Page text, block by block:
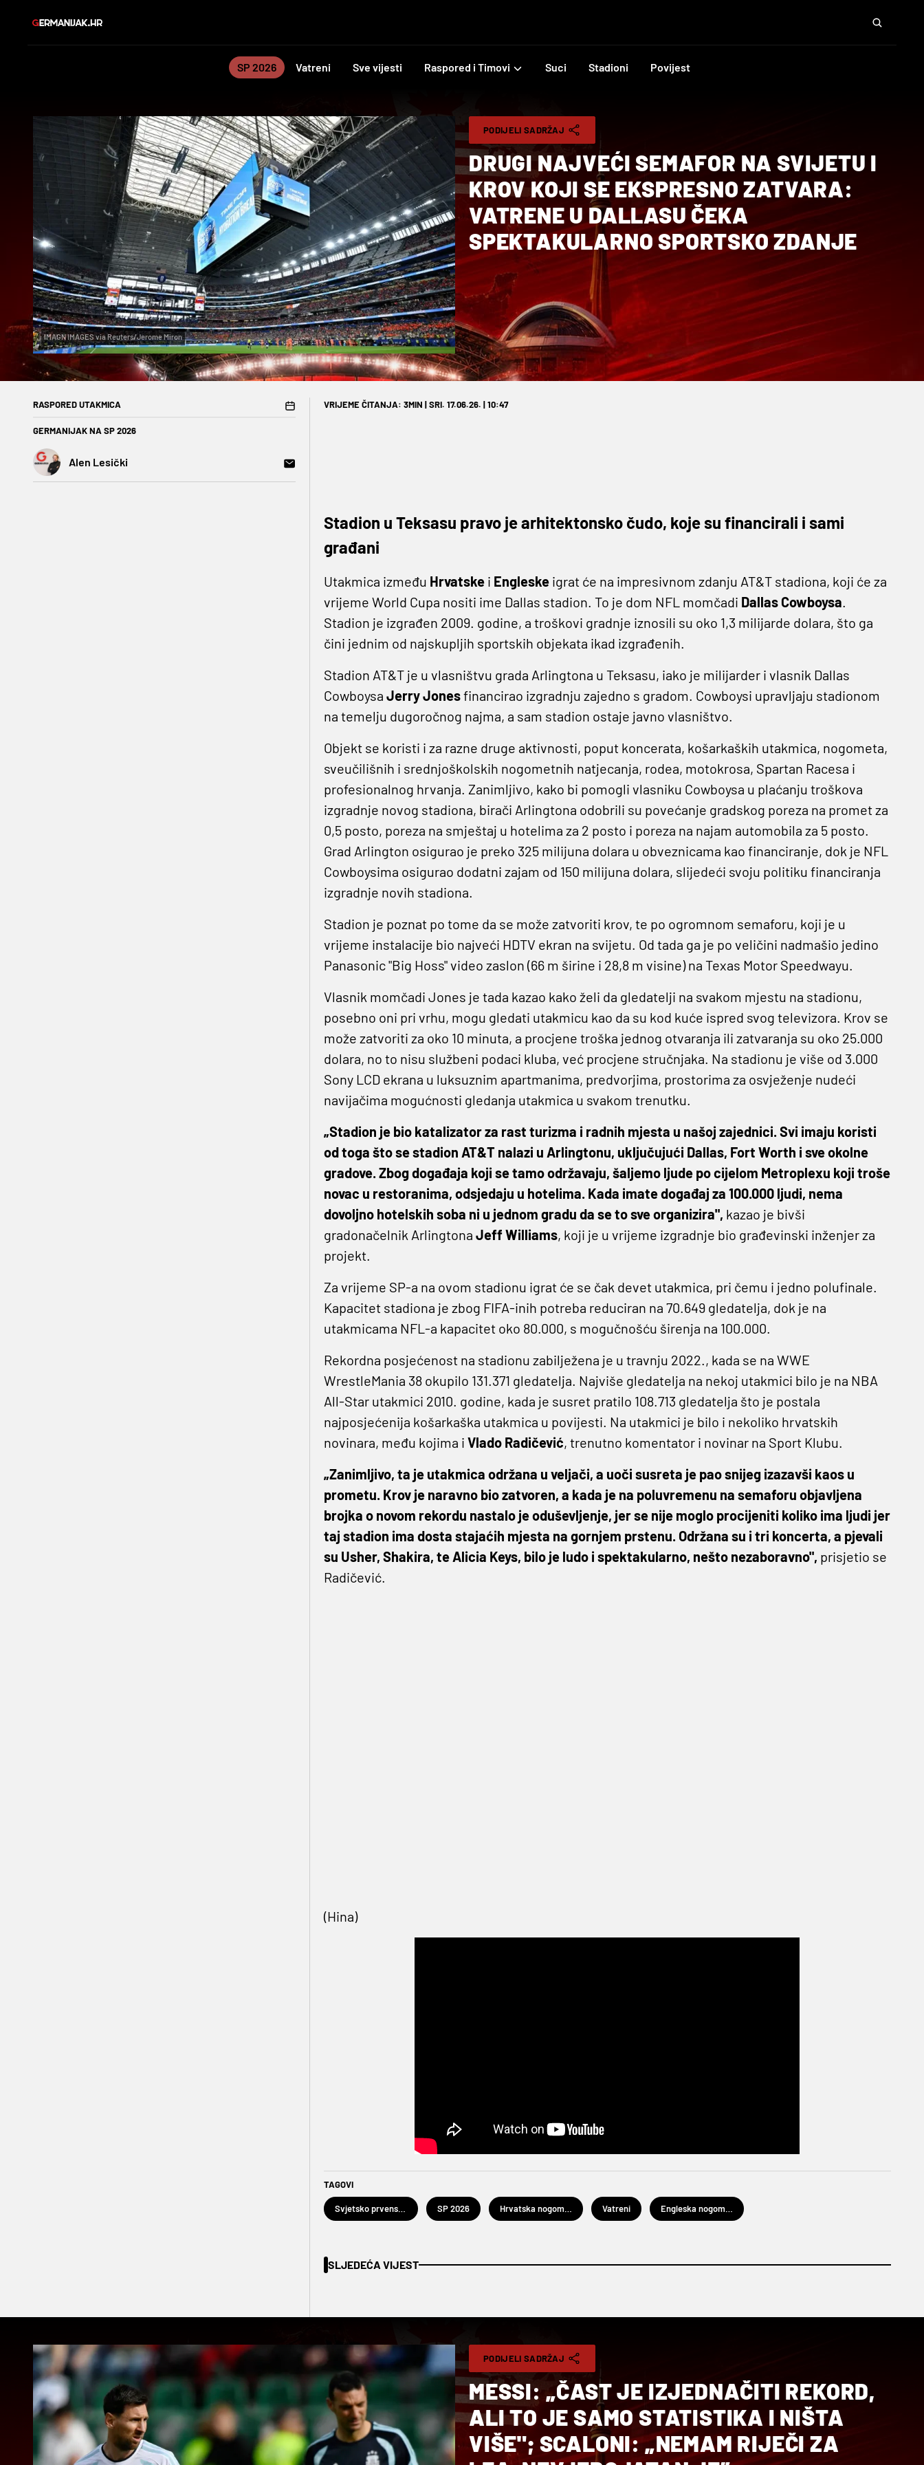
SP 2026 Vatreni Sve vijesti Raspored i Timovi Suci Stadioni Povijest
IMAGN IMAGES via Reuters/Jerome Miron
PODIJELI SADRŽAJ
DRUGI NAJVEĆI SEMAFOR NA SVIJETU I
KROV KOJI SE EKSPRESNO ZATVARA:
VATRENE U DALLASU ČEKA
SPEKTAKULARNO SPORTSKO ZDANJE
RASPORED UTAKMICA
GERMANIJAK NA SP 2026
Alen Lesički
VRIJEME ČITANJA: 3MIN | SRI. 17.06.26. | 10:47
Stadion u Teksasu pravo je arhitektonsko čudo, koje su financirali i sami
građani
Utakmica između Hrvatske i Engleske igrat će na impresivnom zdanju AT&T stadiona, koji će za
vrijeme World Cupa nositi ime Dallas stadion. To je dom NFL momčadi Dallas Cowboysa.
Stadion je izgrađen 2009. godine, a troškovi gradnje iznosili su oko 1,3 milijarde dolara, što ga
čini jednim od najskupljih sportskih objekata ikad izgrađenih.
Stadion AT&T je u vlasništvu grada Arlingtona u Teksasu, iako je milijarder i vlasnik Dallas
Cowboysa Jerry Jonesfinancirao izgradnju zajedno s gradom. Cowboysi upravljaju stadionom
na temelju dugoročnog najma, a sam stadion ostaje javno vlasništvo.
Objekt se koristi i za razne druge aktivnosti, poput koncerata, košarkaških utakmica, nogometa,
sveučilišnih i srednjoškolskih nogometnih natjecanja, rodea, motokrosa, Spartan Racesa i
profesionalnog hrvanja. Zanimljivo, kako bi pomogli vlasniku Cowboysa u plaćanju troškova
izgradnje novog stadiona, birači Arlingtona odobrili su povećanje gradskog poreza na promet za
0,5 posto, poreza na smještaj u hotelima za 2 posto i poreza na najam automobila za 5 posto.
Grad Arlington osigurao je preko 325 milijuna dolara u obveznicama kao financiranje, dok je NFL
Cowboysima osigurao dodatni zajam od 150 milijuna dolara, slijedeći svoju politiku financiranja
izgradnje novih stadiona.
Stadion je poznat po tome da se može zatvoriti krov, te po ogromnom semaforu, koji je u
vrijeme instalacije bio najveći HDTV ekran na svijetu. Od tada ga je po veličini nadmašio jedino
Panasonic "Big Hoss" video zaslon (66 m širine i 28,8 m visine) na Texas Motor Speedwayu.
Vlasnik momčadi Jones je tada kazao kako želi da gledatelji na svakom mjestu na stadionu,
posebno oni pri vrhu, mogu gledati utakmicu kao da su kod kuće ispred svog televizora. Krov se
može zatvoriti za oko 10 minuta, a procjene troška jednog otvaranja ili zatvaranja su oko 25.000
dolara, no to nisu službeni podaci kluba, već procjene stručnjaka. Na stadionu je više od 3.000
Sony LCD ekrana u luksuznim apartmanima, predvorjima, prostorima za osvježenje nudeći
navijačima mogućnosti gledanja utakmica u svakom trenutku.
„Stadion je bio katalizator za rast turizma i radnih mjesta u našoj zajednici. Svi imaju koristi
od toga što se stadion AT&T nalazi u Arlingtonu, uključujući Dallas, Fort Worth i sve okolne
gradove. Zbog događaja koji se tamo održavaju, šaljemo ljude po cijelom Metroplexu koji troše
novac u restoranima, odsjedaju u hotelima. Kada imate događaj za 100.000 ljudi, nema
dovoljno hotelskih soba ni u jednom gradu da se to sve organizira", kazao je bivši
gradonačelnik Arlingtona Jeff Williams, koji je u vrijeme izgradnje bio građevinski inženjer za
projekt.
Za vrijeme SP-a na ovom stadionu igrat će se čak devet utakmica, pri čemu i jedno polufinale.
Kapacitet stadiona je zbog FIFA-inih potreba reduciran na 70.649 gledatelja, dok je na
utakmicama NFL-a kapacitet oko 80.000, s mogučnošću širenja na 100.000.
Rekordna posjećenost na stadionu zabilježena je u travnju 2022., kada se na WWE
WrestleMania 38 okupilo 131.371 gledatelja. Najviše gledatelja na nekoj utakmici bilo je na NBA
All-Star utakmici 2010. godine, kada je susret pratilo 108.713 gledatelja što je postala
najposjećenija košarkaška utakmica u povijesti. Na utakmici je bilo i nekoliko hrvatskih
novinara, među kojima i Vlado Radičević, trenutno komentator i novinar na Sport Klubu.
„Zanimljivo, ta je utakmica održana u veljači, a uoči susreta je pao snijeg izazavši kaos u
prometu. Krov je naravno bio zatvoren, a kada je na poluvremenu na semaforu objavljena
brojka o novom rekordu nastalo je oduševljenje, jer se nije moglo procijeniti koliko ima ljudi jer
taj stadion ima dosta stajaćih mjesta na gornjem prstenu. Održana su i tri koncerta, a pjevali
su Usher, Shakira, te Alicia Keys, bilo je ludo i spektakularno, nešto nezaboravno", prisjetio se
Radičević.
(Hina)
TAGOVI
Svjetsko prvenstvo u nogometu 2026. SP 2026 Hrvatska nogometna reprezentacija Vatreni Engleska nogometna reprezentacija
SLJEDEĆA VIJEST
PODIJELI SADRŽAJ
MESSI: „ČAST JE IZJEDNAČITI REKORD,
ALI TO JE SAMO STATISTIKA I NIŠTA
VIŠE"; SCALONI: „NEMAM RIJEČI ZA